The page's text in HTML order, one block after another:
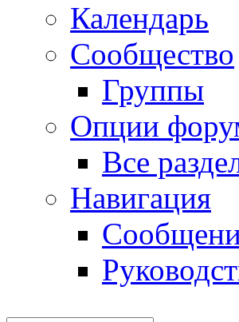
Календарь
Сообщество
Группы
Опции
Все
Навигация